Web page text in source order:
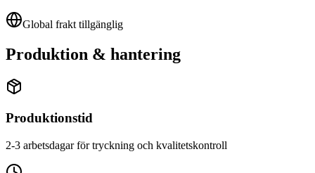
Global frakt tillgänglig
Produktion & hantering
Produktionstid
2-3 arbetsdagar för tryckning och kvalitetskontroll